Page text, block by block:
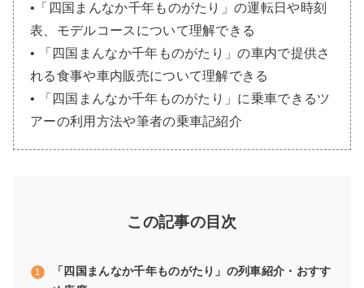
•「四国まんなか千年ものがたり」の運転日や時刻
表、モデルコースについて理解できる
• 「四国まんなか千年ものがたり」の車内で提供さ
れる食事や車内販売について理解できる
• 「四国まんなか千年ものがたり」に乗車できるツ
アーの利用方法や筆者の乗車記紹介
この記事の目次
「四国まんなか千年ものがたり」の列車紹介・おすす